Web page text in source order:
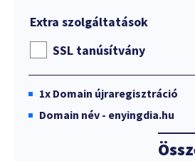
Extra szolgáltatások
SSL tanúsítvány
1x Domain újraregisztráció
Domain név - enyingdia.hu